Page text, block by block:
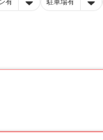
有 駐車場有